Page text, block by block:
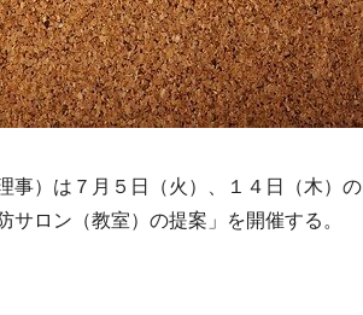
）は７月５日（火）、１４日（木）の
ロン（教室）の提案」を開催する。